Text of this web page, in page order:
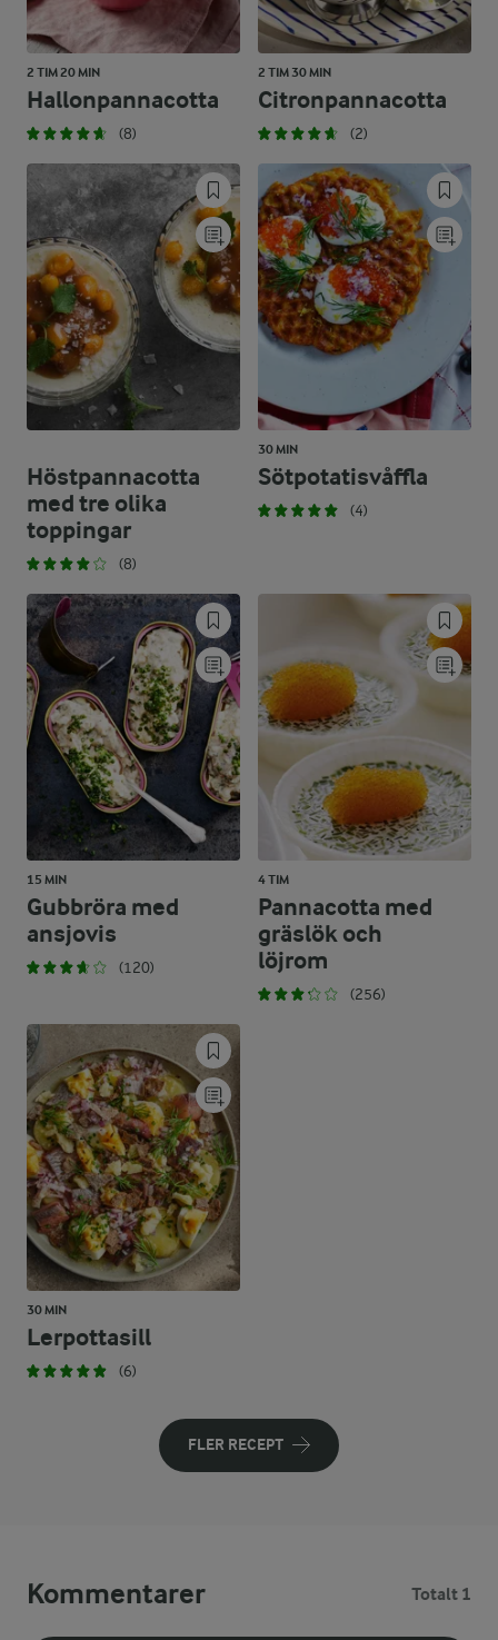
2 TIM 20 MIN
Hallonpannacotta
(8)
2 TIM 30 MIN
Citronpannacotta
(2)
Höstpannacotta
med tre olika
toppingar
(8)
30 MIN
Sötpotatisvåffla
(4)
15 MIN
Gubbröra med
ansjovis
(120)
4 TIM
Pannacotta med
gräslök och
löjrom
(256)
30 MIN
Lerpottasill
(6)
FLER RECEPT
Kommentarer Totalt 1